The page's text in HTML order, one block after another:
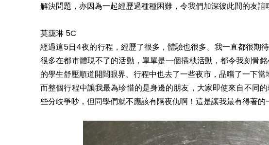
解決問題，亦因為一起經歷過種種困難，令我們加深彼此間的友誼
莫靄琳 5C
經過這5日4夜的行程，經歷了很多，體驗也很多。我一直都很期
很多在都市體現不了的活動，單單是一個插秧活動，都令我刻骨
的學生舒壓順道開闊眼界。行程中也去了一些夜市，品嚐了一下當
而整個行程中讓我最為珍惜的是身邊的朋友，大家即使來自不同
些分歧爭吵，但同學們就不應該有隔夜仇啊！這是讓我最有得著